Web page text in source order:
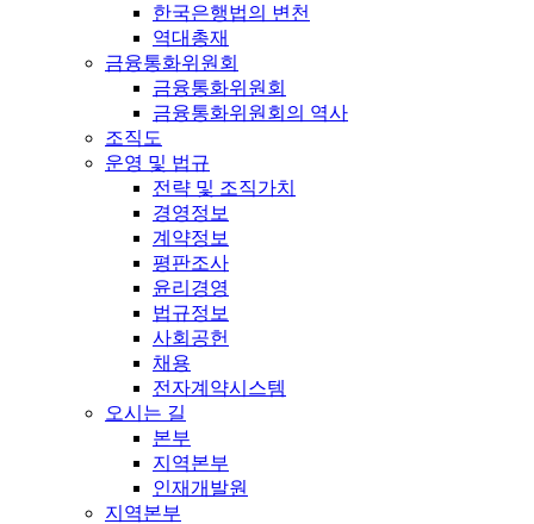
한국은행법의 변천
역대총재
금융통화위원회
금융통화위원회
금융통화위원회의 역사
조직도
운영 및 법규
전략 및 조직가치
경영정보
계약정보
평판조사
윤리경영
법규정보
사회공헌
채용
전자계약시스템
오시는 길
본부
지역본부
인재개발원
지역본부